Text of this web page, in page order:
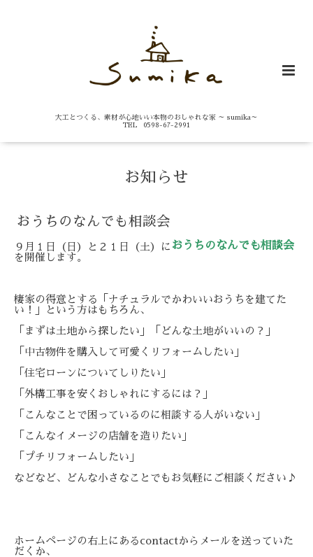
大工とつくる、素材が心地いい本物のおしゃれな家 ～ sumika～
TEL 0598-67-2991
お知らせ
おうちのなんでも相談会
９月１日（日）と２１日（土）に おうちのなんでも相談会
を開催します。
棲家の得意とする「ナチュラルでかわいいおうちを建てた
い！」という方はもちろん、
「まずは土地から探したい」「どんな土地がいいの？」
「中古物件を購入して可愛くリフォームしたい」
「住宅ローンについてしりたい」
「外構工事を安くおしゃれにするには？」
「こんなことで困っているのに相談する人がいない」
「こんなイメージの店舗を造りたい」
「プチリフォームしたい」
などなど、どんな小さなことでもお気軽にご相談ください♪
ホームページの右上にあるcontactからメールを送っていた
だくか、